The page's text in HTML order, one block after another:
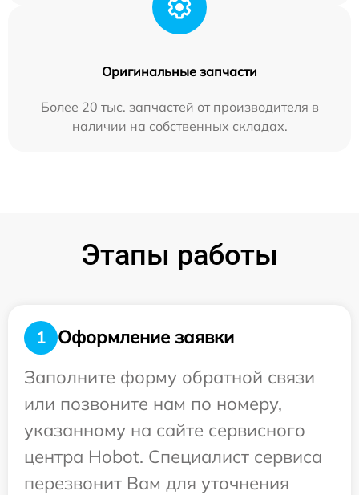
Оригинальные запчасти
Более 20 тыс. запчастей от производителя в
наличии на собственных складах.
Этапы работы
1
Оформление заявки
Заполните форму обратной связи
или позвоните нам по номеру,
указанному на сайте сервисного
центра Hobot. Специалист сервиса
перезвонит Вам для уточнения